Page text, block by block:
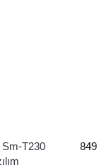
Sm-T230
849